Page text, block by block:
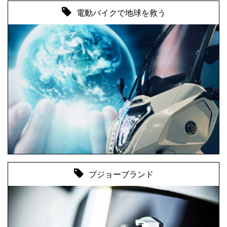
電動バイクで地球を救う
プジョーブランド